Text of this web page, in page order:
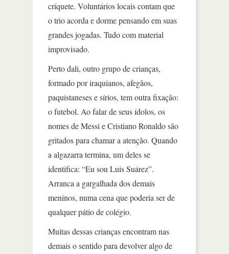
críquete. Voluntários locais contam que
o trio acorda e dorme pensando em suas
grandes jogadas. Tudo com material
improvisado.
Perto dali, outro grupo de crianças,
formado por iraquianos, afegãos,
paquistaneses e sírios, tem outra fixação:
o futebol. Ao falar de seus ídolos, os
nomes de Messi e Cristiano Ronaldo são
gritados para chamar a atenção. Quando
a algazarra termina, um deles se
identifica: “Eu sou Luis Suárez”.
Arranca a gargalhada dos demais
meninos, numa cena que poderia ser de
qualquer pátio de colégio.
Muitas dessas crianças encontram nas
demais o sentido para devolver algo de